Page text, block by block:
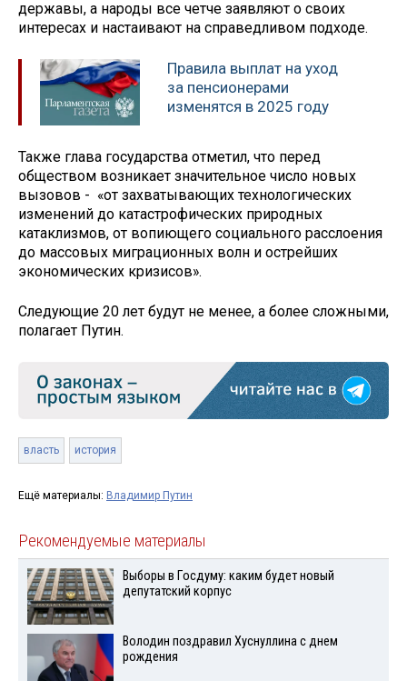
державы, а народы все четче заявляют о своих
интересах и настаивают на справедливом подходе.
Правила выплат на уход
за пенсионерами
изменятся в 2025 году
Также глава государства отметил, что перед
обществом возникает значительное число новых
вызовов - «от захватывающих технологических
изменений до катастрофических природных
катаклизмов, от вопиющего социального расслоения
до массовых миграционных волн и острейших
экономических кризисов».
Следующие 20 лет будут не менее, а более сложными,
полагает Путин.
власть история
Ещё материалы: Владимир Путин
Рекомендуемые материалы
Выборы в Госдуму: каким будет новый
депутатский корпус
Володин поздравил Хуснуллина с днем
рождения